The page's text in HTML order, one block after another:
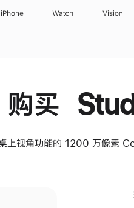
iPhone Watch Vision
购买
上视角功能的 1200 万像素